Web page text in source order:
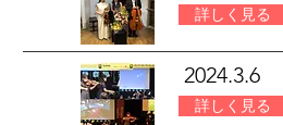
詳しく見る
2024.3.6
詳しく見る